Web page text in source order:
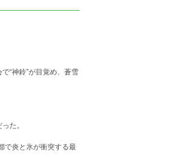
“神鈴”が目覚め、蒼雪
た。
で炎と氷が衝突する最